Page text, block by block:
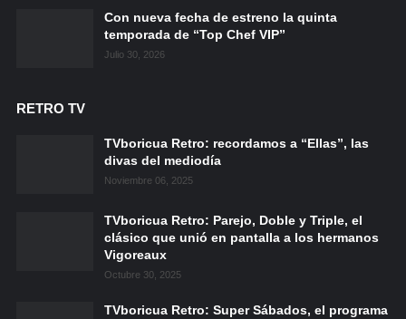
Con nueva fecha de estreno la quinta
temporada de “Top Chef VIP”
Julio 30, 2026
RETRO TV
TVboricua Retro: recordamos a “Ellas”, las
divas del mediodía
Noviembre 06, 2025
TVboricua Retro: Parejo, Doble y Triple, el
clásico que unió en pantalla a los hermanos
Vigoreaux
Octubre 30, 2025
TVboricua Retro: Super Sábados, el programa